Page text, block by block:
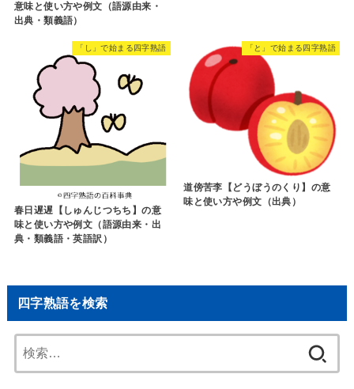
意味と使い方や例文（語源由来・
出典・類義語）
「し」で始まる四字熟語
春日遅遅【しゅんじつちち】の意
味と使い方や例文（語源由来・出
典・類義語・英語訳）
「と」で始まる四字熟語
道傍苦李【どうぼうのくり】の意
味と使い方や例文（出典）
四字熟語を検索
索: